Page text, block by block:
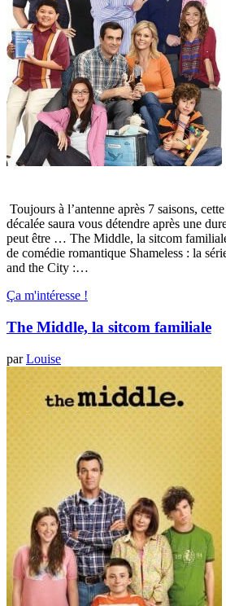
Toujours à l’antenne après 7 saisons,
décalée saura vous détendre après une
peut être … The Middle, la sitcom
de comédie romantique Shameless : la
and the City :…
Ça m'intéresse !
The Middle, la sitcom familiale
parLouise